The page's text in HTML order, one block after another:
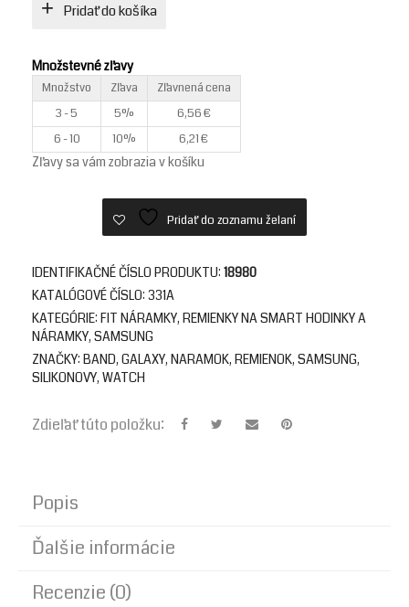
Pridať do košíka
Množstevné zľavy
Množstvo Zľava
Zľavnená cena
3 - 5
5% 6,56€
6 - 10
10% 6,21€
Zľavy sa vám zobrazia v košíku
Pridať do zoznamu želaní
IDENTIFIKAČNÉ ČÍSLO PRODUKTU: 18980
KATALÓGOVÉ ČÍSLO: 331A
KATEGÓRIE: FIT NÁRAMKY, REMIENKY NA SMART HODINKY A
NÁRAMKY, SAMSUNG
ZNAČKY: BAND, GALAXY, NARAMOK, REMIENOK, SAMSUNG,
SILIKONOVY, WATCH
Zdieľať túto položku:
Popis
Ďalšie informácie
Recenzie (0)